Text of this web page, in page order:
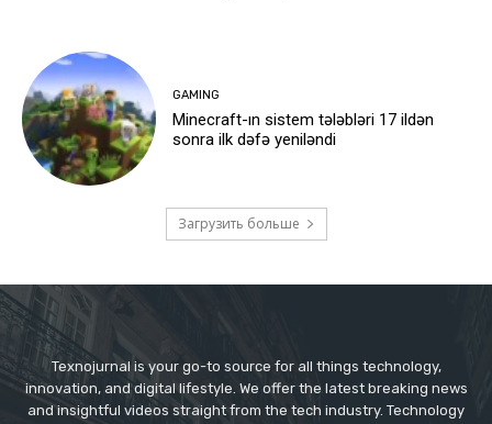
GAMING
Minecraft-ın sistem tələbləri 17 ildən
sonra ilk dəfə yeniləndi
Загрузить больше
Texnojurnal is your go-to source for all things technology,
innovation, and digital lifestyle. We offer the latest breaking news
and insightful videos straight from the tech industry. Technology